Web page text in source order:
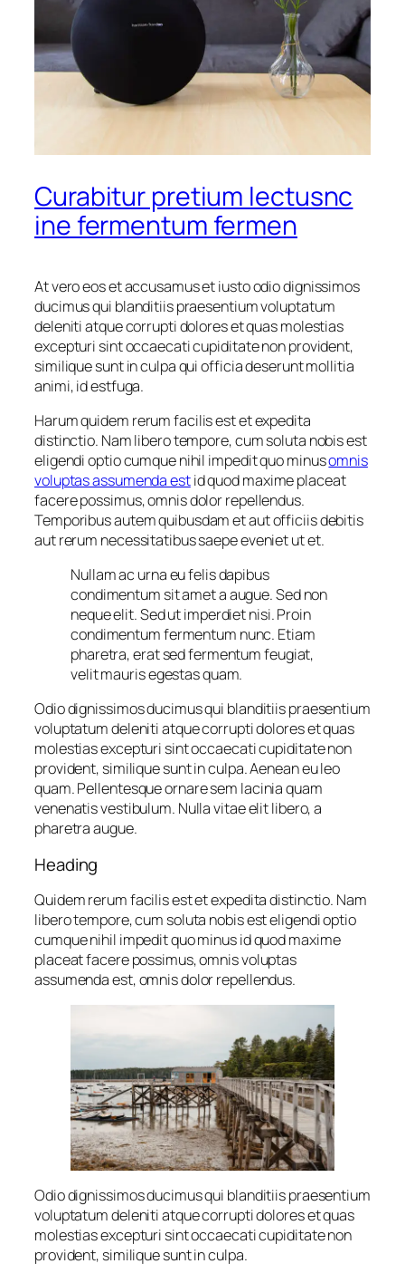
Curabitur pretium lectusnc
ine fermentum fermen
At vero eos et accusamus et iusto odio dignissimos
ducimus qui blanditiis praesentium voluptatum
deleniti atque corrupti dolores et quas molestias
excepturi sint occaecati cupiditate non provident,
similique sunt in culpa qui officia deserunt mollitia
animi, id estfuga.
Harum quidem rerum facilis est et expedita
distinctio. Nam libero tempore, cum soluta nobis est
eligendi optio cumque nihil impedit quo minusomnis
voluptas assumenda estid quod maxime placeat
facere possimus, omnis dolor repellendus.
Temporibus autem quibusdam et aut officiis debitis
aut rerum necessitatibus saepe eveniet ut et.
Nullam ac urna eu felis dapibus
condimentum sit amet a augue. Sed non
neque elit. Sed ut imperdiet nisi. Proin
condimentum fermentum nunc. Etiam
pharetra, erat sed fermentum feugiat,
velit mauris egestas quam.
Odio dignissimos ducimus qui blanditiis praesentium
voluptatum deleniti atque corrupti dolores et quas
molestias excepturi sint occaecati cupiditate non
provident, similique sunt in culpa. Aenean eu leo
quam. Pellentesque ornare sem lacinia quam
venenatis vestibulum. Nulla vitae elit libero, a
pharetra augue.
Heading
Quidem rerum facilis est et expedita distinctio. Nam
libero tempore, cum soluta nobis est eligendi optio
cumque nihil impedit quo minus id quod maxime
placeat facere possimus, omnis voluptas
assumenda est, omnis dolor repellendus.
Odio dignissimos ducimus qui blanditiis praesentium
voluptatum deleniti atque corrupti dolores et quas
molestias excepturi sint occaecati cupiditate non
provident, similique sunt in culpa.